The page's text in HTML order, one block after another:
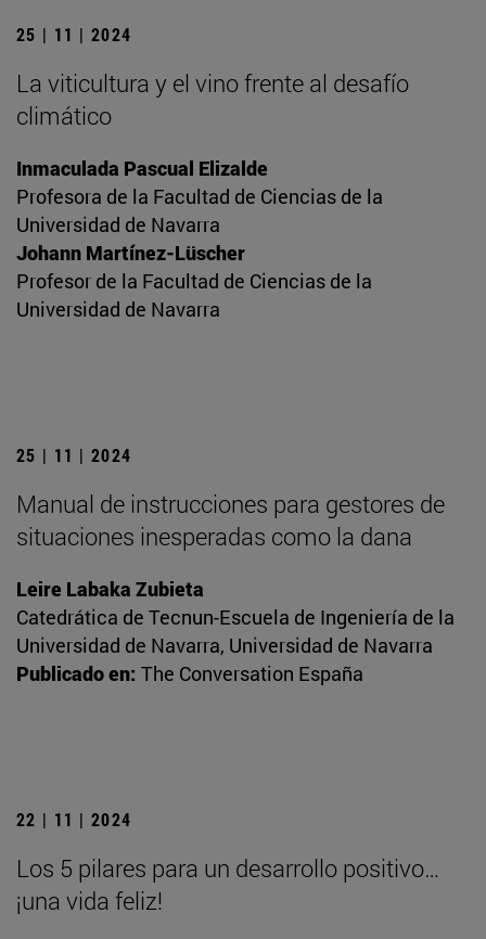
25 | 11 | 2024
La viticultura y el vino frente al desafío
climático
Inmaculada Pascual Elizalde
Profesora de la Facultad de Ciencias de la
Universidad de Navarra
Johann Martínez-Lüscher
Profesor de la Facultad de Ciencias de la
Universidad de Navarra
25 | 11 | 2024
Manual de instrucciones para gestores de
situaciones inesperadas como la dana
Leire Labaka Zubieta
Catedrática de Tecnun-Escuela de Ingeniería de la
Universidad de Navarra, Universidad de Navarra
Publicado en: The Conversation España
22 | 11 | 2024
Los 5 pilares para un desarrollo positivo…
¡una vida feliz!